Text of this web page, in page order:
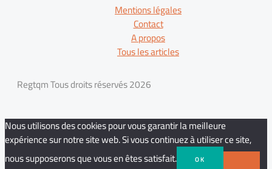
Mentions légales
Contact
A propos
Tous les articles
Regtqm Tous droits réservés 2026
Nous utilisons des cookies pour vous garantir la meilleure
expérience sur notre site web. Si vous continuez à utiliser ce site,
nous supposerons que vous en êtes satisfait.
OK